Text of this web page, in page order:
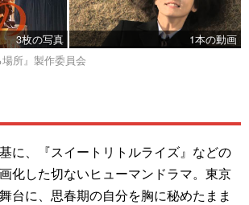
3枚の写真
1本の動画
所』製作委員会
に、『スイートリトルライズ』などの
化した切ないヒューマンドラマ。東京
台に、思春期の自分を胸に秘めたまま